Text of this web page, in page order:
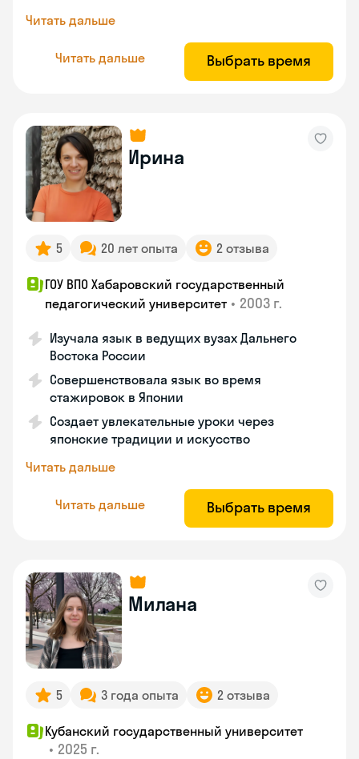
Читать дальше
Читать дальше Выбрать время
Ирина
5 20 лет опыта 2 отзыва
ГОУ ВПО Хабаровский государственный
педагогический университет • 2003 г.
Изучала язык в ведущих вузах Дальнего
Востока России
Совершенствовала язык во время
стажировок в Японии
Создает увлекательные уроки через
японские традиции и искусство
Читать дальше
Читать дальше Выбрать время
Милана
5 3 года опыта 2 отзыва
Кубанский государственный университет
• 2025 г.